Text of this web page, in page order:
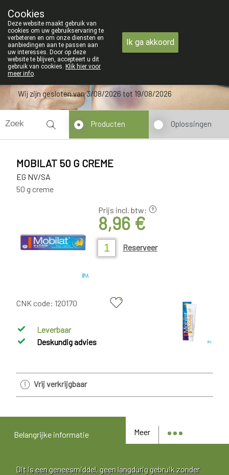
09 228 32 36
Wij zijn gesloten van 3/08/2026 tot 19/08/2026
Producten Oplossingen
MOBILAT 50 G CREME
EG NV/SA
50 g creme
Prijs incl. btw:
8,96 €
Reserveer
CNK code: 120170
Leverbaar
Deskundig advies
Vrij verkrijgbaar
Meer
Belangrijke informatie
Dit is een geneesmiddel, geen langdurig gebruik zonder
Cookies
Deze website maakt gebruik van
cookies om uw gebruikservaring te
verbeteren en om onze diensten en
aanbiedingen aan te passen aan
uw interesses. Door op deze
website te blijven, accepteert u dit
gebruik van cookies. Klik hier voor
meer info.
Ik ga akkoord